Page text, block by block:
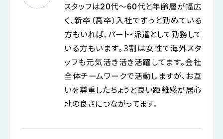
スタッフは20代～60代と年齢層が幅広
く、新卒（高卒）入社でずっと勤めている
方もいれば、パート・派遣として勤務して
いる方もいます。３割は女性で海外スタ
ッフも元気活き活き活躍してます。会社
全体チームワークで活動しますが、お互
いを尊重したちょうど良い距離感が居心
地の良さにつながってます。